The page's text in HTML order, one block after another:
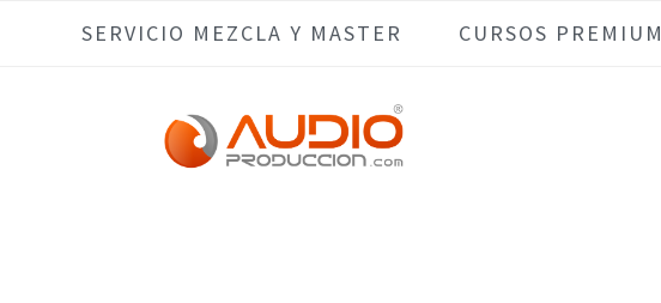
SERVICIO MEZCLA Y MASTER CURSOS PREMIUM